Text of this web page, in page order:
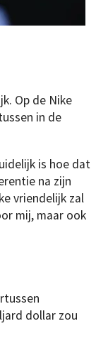
Op de Nike
in de
is hoe dat
na zijn
vriendelijk zal
mij, maar ook
dollar zou